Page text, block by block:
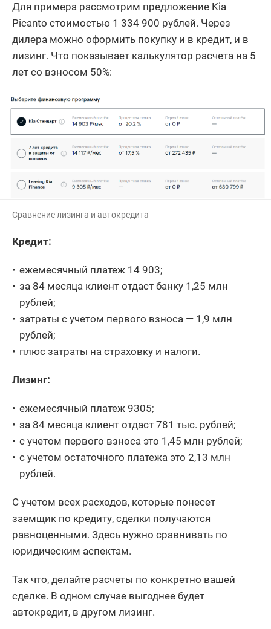
Для примера рассмотрим предложение Kia
Picanto стоимостью 1 334 900 рублей. Через
дилера можно оформить покупку и в кредит, и в
лизинг. Что показывает калькулятор расчета на 5
лет со взносом 50%:
Сравнение лизинга и автокредита
Кредит:
ежемесячный платеж 14 903;
за 84 месяца клиент отдаст банку 1,25 млн
рублей;
затраты с учетом первого взноса — 1,9 млн
рублей;
плюс затраты на страховку и налоги.
Лизинг:
ежемесячный платеж 9305;
за 84 месяца клиент отдаст 781 тыс. рублей;
с учетом первого взноса это 1,45 млн рублей;
с учетом остаточного платежа это 2,13 млн
рублей.
С учетом всех расходов, которые понесет
заемщик по кредиту, сделки получаются
равноценными. Здесь нужно сравнивать по
юридическим аспектам.
Так что, делайте расчеты по конкретно вашей
сделке. В одном случае выгоднее будет
автокредит, в другом лизинг.